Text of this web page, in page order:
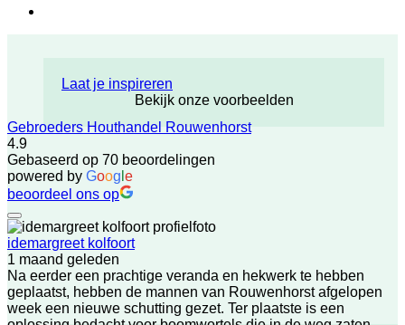
Laat je inspireren
Bekijk onze voorbeelden
Gebroeders Houthandel Rouwenhorst
4.9
Gebaseerd op 70 beoordelingen
powered by Goog e
beoordeel ons op
idemargreet kolfoort
1 maand geleden
Na eerder een prachtige veranda en hekwerk te hebben
geplaatst, hebben de mannen van Rouwenhorst afgelopen
week een nieuwe schutting gezet. Ter plaatste is een